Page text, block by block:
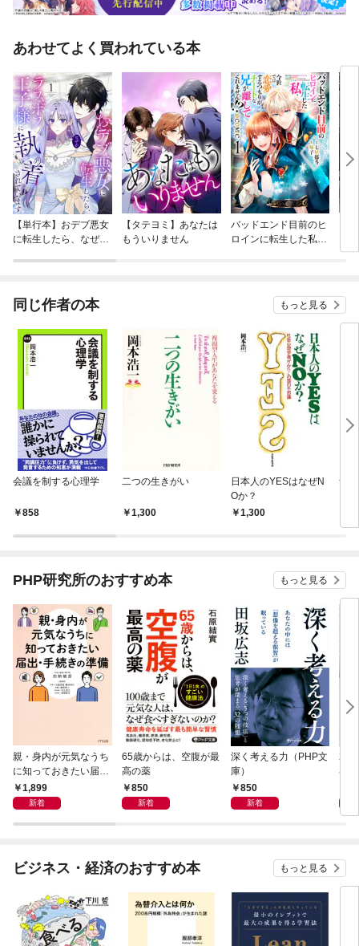
あわせてよく買われている本
【単行本】おデブ悪女
に転生したら、なぜか
【タテヨミ】あなたは
もういりません
バッドエンド目前のヒ
ロインに転生した私、
同じ作者の本 もっと見る
会議を制する心理学
858
二つの生きがい
1,300
日本人のYESはなぜN
Oか？
1,300
ナ
PHP研究所のおすすめ本 もっと見る
親・身内が元気なうち
に知っておきたい届
出・手続きの準備（き
ずな出版）
1,899
新着
65歳からは、空腹が最
高の薬
850
新着
深く考える力（PHP文
庫）
850
新着
20
界
ビジネス・経済のおすすめ本 もっと見る